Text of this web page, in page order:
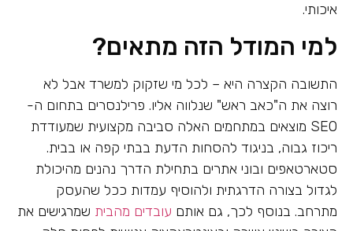
איכותי.
למי המודל הזה מתאים?
התשובה הקצרה היא – לכל מי שזקוק למשרד אבל לא
רוצה את ה"כאב ראש" שנלווה אליו. פרילנסרים בתחום ה-
SEO מוצאים במתחמים האלה סביבה מקצועית שמעודדת
ריכוז גבוה, בניגוד להסחות הדעת בבתי קפה או בבית.
סטארטאפים ובוני אתרים בתחילת הדרך נהנים מהיכולת
לגדול בצורה הדרגתית ולהוסיף עמדות ככל שהעסק
מתרחב. בנוסף לכך, גם אותם עובדים מהבית שמרגישים את